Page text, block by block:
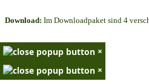
Download: Im Downloadpaket sind 4
×
×